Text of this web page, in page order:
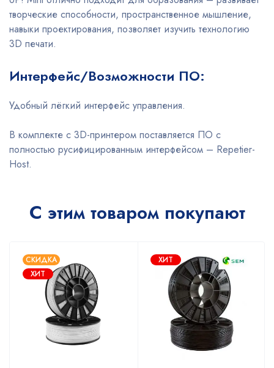
творческие способности, пространственное мышление,
навыки проектирования, позволяет изучить технологию
3D печати.
Интерфейс/Возможности ПО:
Удобный лёгкий интерфейс управления.
В комплекте с 3D-принтером поставляется ПО с
полностью русифицированным интерфейсом – Repetier-
Host.
С этим товаром покупают
СКИДКА
ХИТ
ХИТ